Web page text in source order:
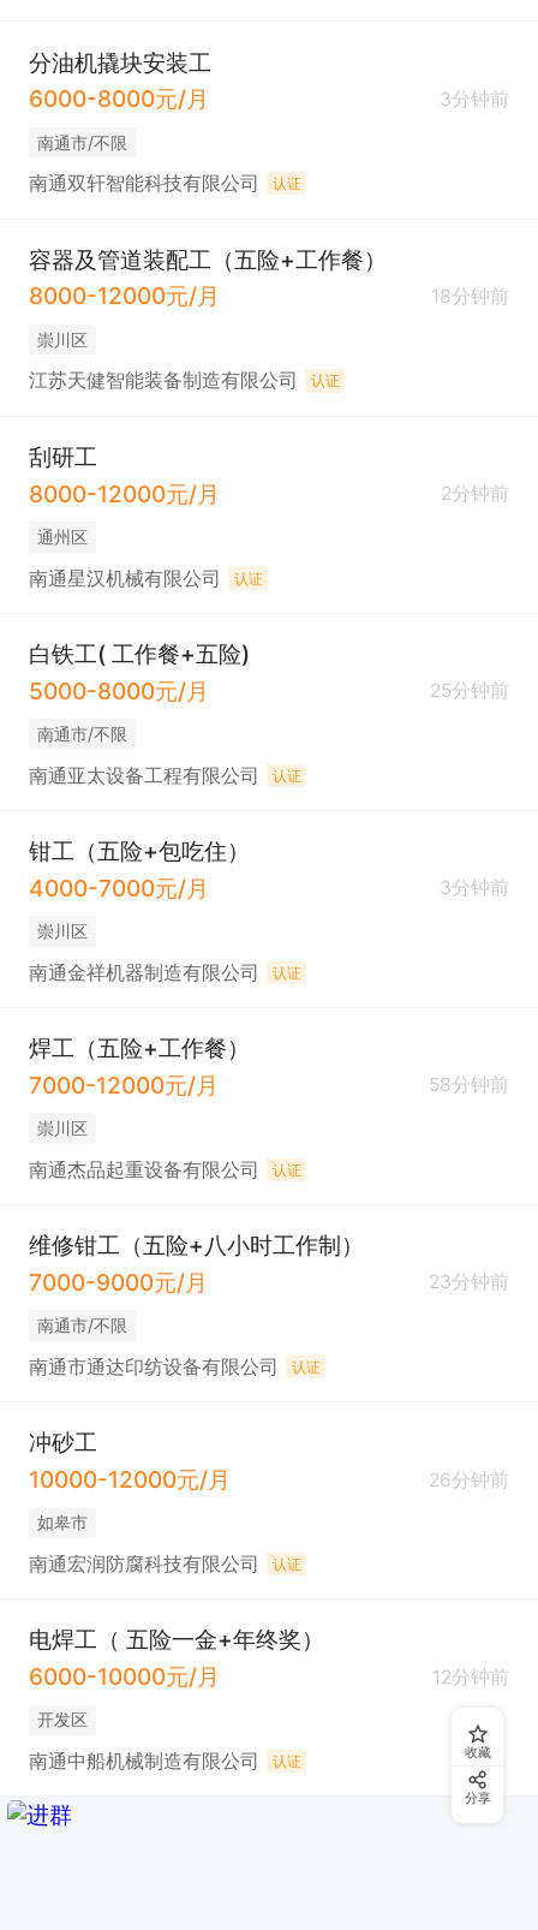
分油机撬块安装工
6000-8000元/月
3分钟前
南通市/不限
南通双轩智能科技有限公司 认证
容器及管道装配工（五险+工作餐）
8000-12000元/月
18分钟前
崇川区
江苏天健智能装备制造有限公司 认证
刮研工
8000-12000元/月
2分钟前
通州区
南通星汉机械有限公司 认证
白铁工( 工作餐+五险)
5000-8000元/月
25分钟前
南通市/不限
南通亚太设备工程有限公司 认证
钳工（五险+包吃住）
4000-7000元/月
3分钟前
崇川区
南通金祥机器制造有限公司 认证
焊工（五险+工作餐）
7000-12000元/月
58分钟前
崇川区
南通杰品起重设备有限公司 认证
维修钳工（五险+八小时工作制）
7000-9000元/月
23分钟前
南通市/不限
南通市通达印纺设备有限公司 认证
冲砂工
10000-12000元/月
26分钟前
如皋市
南通宏润防腐科技有限公司 认证
电焊工（ 五险一金+年终奖）
6000-10000元/月
12分钟前
开发区
南通中船机械制造有限公司 认证 收藏
分享